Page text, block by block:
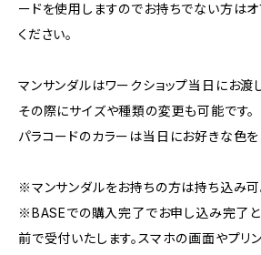
ードを使用しますのでお持ちでない方は
ください。
マンサンダルはワークショップ当日にお渡
その際にサイズや種類の変更も可能です。
パラコードのカラーは当日にお好きな色を
※マンサンダルをお持ちの方は持ち込み可
※BASEでの購入完了でお申し込み完了と
前で受付いたします。スマホの画面やプリ